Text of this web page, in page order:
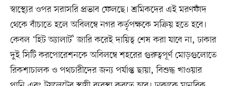
স্বাস্থ্যের ওপর সরাসরি প্রভাব ফেলছে। শ্রমিকদের এই মরণফাঁদ
থেকে বাঁচাতে হলে অবিলম্বে নগর কর্তৃপক্ষকে সক্রিয় হতে হবে।
কেবল ‘হিট অ্যালার্ট’ জারি করেই দায়িত্ব শেষ করা যাবে না, ঢাকার
দুই সিটি করপোরেশনকে অবিলম্বে শহরের গুরুত্বপূর্ণ মোড়গুলোতে
রিকশাচালক ও পথচারীদের জন্য পর্যাপ্ত ছায়া, বিশুদ্ধ খাওয়ার